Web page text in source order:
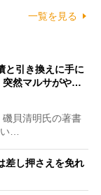
一覧を見る
と引き換えに手に
突然マルサがや…
貝清明氏の著書
い…
差し押さえを免れ